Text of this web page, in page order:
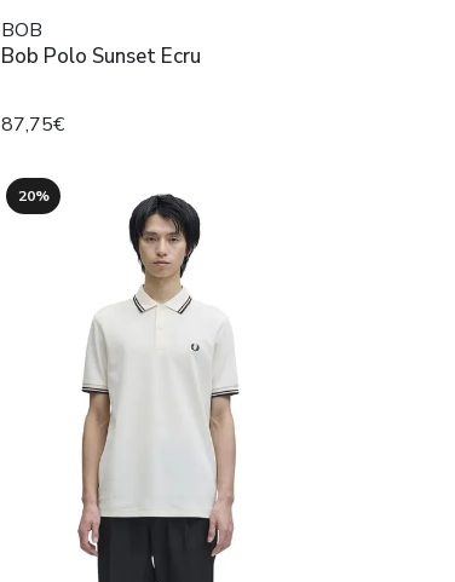
BOB
Bob Polo Sunset Ecru
87,75€
20%